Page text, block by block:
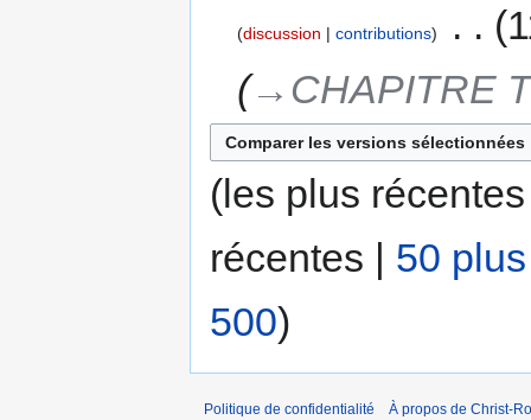
discussion contributions
→‎CHAPITRE
(les plus
récentes | 50
500)
Politique de confidentialité À propos de Christ-